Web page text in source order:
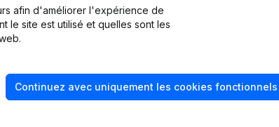
Succursale, etc...)(NL)
afin d'améliorer l'expérience de
le site est utilisé et quelles sont les
Continuez avec uniquement les cookies fonctionnels